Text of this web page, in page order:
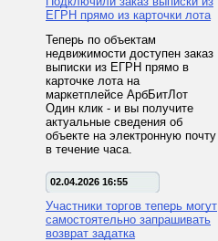
ЕГРН прямо из карточки лота
Теперь по объектам
недвижимости доступен заказ
выписки из ЕГРН прямо в
карточке лота на
маркетплейсе АрбБитЛот
Один клик - и вы получите
актуальные сведения об
объекте на электронную почту
в течение часа.
02.04.2026 16:55
Участники торгов теперь могут
самостоятельно запрашивать
возврат задатка